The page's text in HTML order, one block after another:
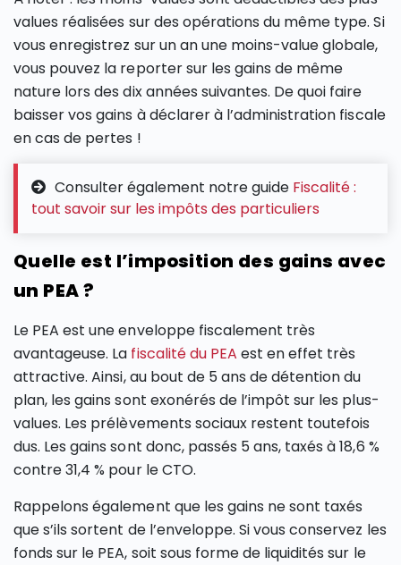
values réalisées sur des opérations du même type. Si
vous enregistrez sur un an une moins-value globale,
vous pouvez la reporter sur les gains de même
nature lors des dix années suivantes. De quoi faire
baisser vos gains à déclarer à l’administration fiscale
en cas de pertes !
Consulter également notre guide Fiscalité :
tout savoir sur les impôts des particuliers
Quelle est l’imposition des gains avec
un PEA ?
Le PEA est une enveloppe fiscalement très
avantageuse. La fiscalité du PEA est en effet très
attractive. Ainsi, au bout de 5 ans de détention du
plan, les gains sont exonérés de l’impôt sur les plus-
values. Les prélèvements sociaux restent toutefois
dus. Les gains sont donc, passés 5 ans, taxés à 18,6 %
contre 31,4 % pour le CTO.
Rappelons également que les gains ne sont taxés
que s’ils sortent de l’enveloppe. Si vous conservez les
fonds sur le PEA, soit sous forme de liquidités sur le